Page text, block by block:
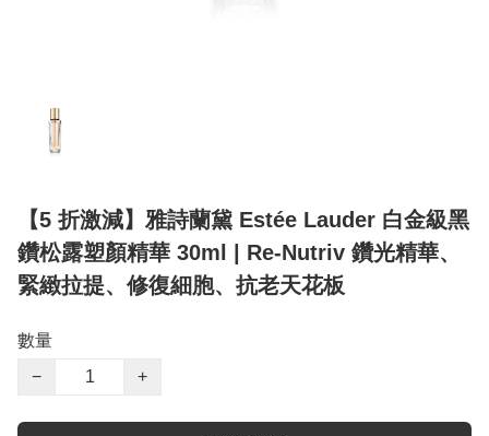
【5 折激減】雅詩蘭黛 Estée Lauder 白金級黑
鑽松露塑顏精華 30ml | Re-Nutriv 鑽光精華、
緊緻拉提、修復細胞、抗老天花板
數量
−
+